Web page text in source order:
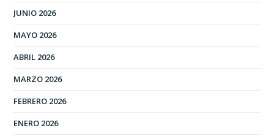
JUNIO 2026
MAYO 2026
ABRIL 2026
MARZO 2026
FEBRERO 2026
ENERO 2026